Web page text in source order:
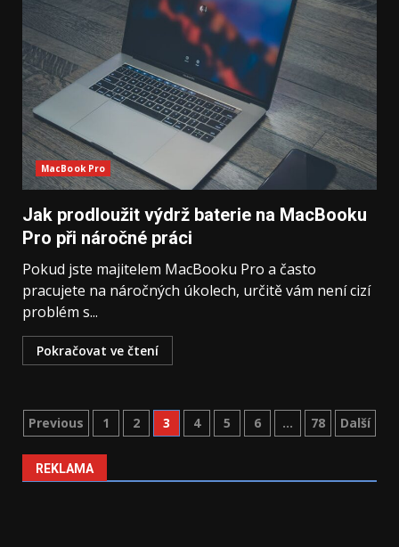
MacBook Pro
Jak prodloužit výdrž baterie na MacBooku
Pro při náročné práci
Pokud jste majitelem MacBooku Pro a často
pracujete na náročných úkolech, určitě vám není cizí
problém s...
Pokračovat ve čtení
Stránkování
příspěvků
Previous 1 2 3 4 5 6 … 78 Další
REKLAMA